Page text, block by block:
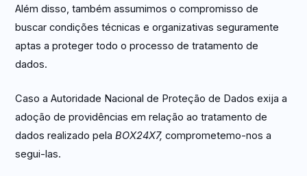
Além disso, também assumimos o compromisso de
buscar condições técnicas e organizativas seguramente
aptas a proteger todo o processo de tratamento de
dados.
Caso a Autoridade Nacional de Proteção de Dados exija a
adoção de providências em relação ao tratamento de
dados realizado pelaBOX24X7,comprometemo-nos a
segui-las.